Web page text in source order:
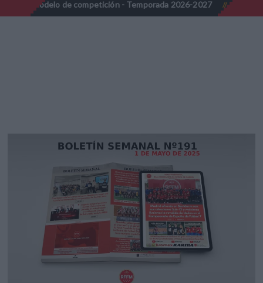
competición - Temporada 2026-2027 // Nota Informativa